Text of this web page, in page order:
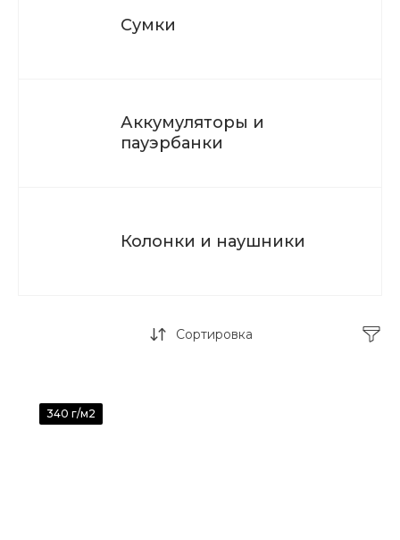
Сумки
Аккумуляторы и
пауэрбанки
Колонки и наушники
Сортировка
340 г/м2